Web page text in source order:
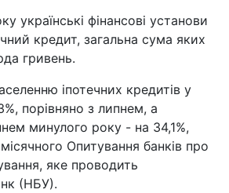
українські фінансові установи
кредит, загальна сума яких
гривень.
іпотечних кредитів у
порівняно з липнем, а
минулого року - на 34,1%,
Опитування банків про
яке проводить
(НБУ).